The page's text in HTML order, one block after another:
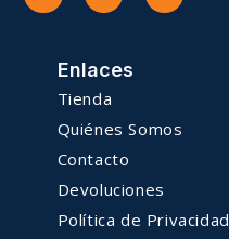
Enlaces
Tienda
Quiénes Somos
Contacto
Devoluciones
Política de Privacidad